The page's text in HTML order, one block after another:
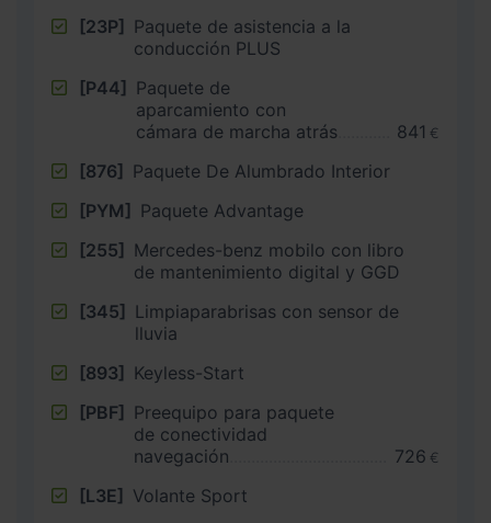
[23P] Paquete de asistencia a la
conducción PLUS
[P44] Paquete de
aparcamiento con
cámara de marcha atrás
841 €
[876] Paquete De Alumbrado Interior
[PYM] Paquete Advantage
[255] Mercedes-benz mobilo con libro
de mantenimiento digital y GGD
[345] Limpiaparabrisas con sensor de
lluvia
[893] Keyless-Start
[PBF] Preequipo para paquete
de conectividad
navegación
726 €
[L3E] Volante Sport